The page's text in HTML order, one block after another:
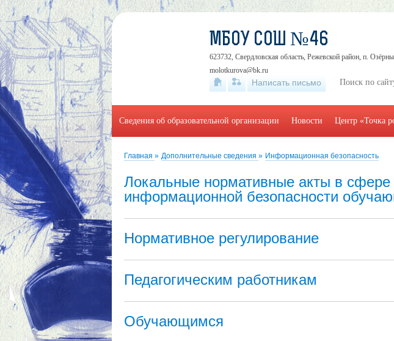
Главная » Дополнительные сведения » Информационная безопасность
Локальные нормативные акты в сфере
информационной безопасности
Нормативное регулирование
Педагогическим работникам
Обучающимся
МБОУ СОШ №46
623732, Свердловская область, Режевской район, п.
molotkurova@bk.ru
Написать письмо
Сведения об образовательной организации Новости Центр «Точка